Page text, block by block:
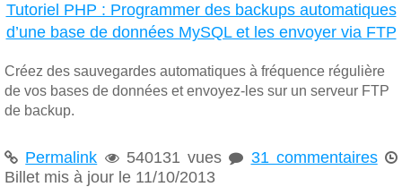
Tutoriel PHP : Programmer des backups automatiques
d’une base de données MySQL et les envoyer via FTP
Créez des sauvegardes automatiques à fréquence régulière
de vos bases de données et envoyez-les sur un serveur FTP
de backup.
 Permalink 540131 vues 31 commentaires 
Billet mis à jour le 11/10/2013